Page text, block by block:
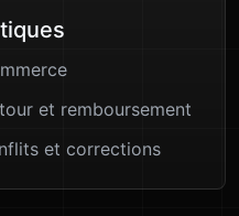
et remboursement
et corrections